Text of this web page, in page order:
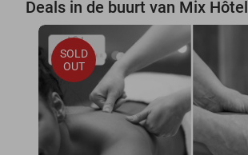
Deals in de buurt van Mix Hôtel
SOLD
OUT